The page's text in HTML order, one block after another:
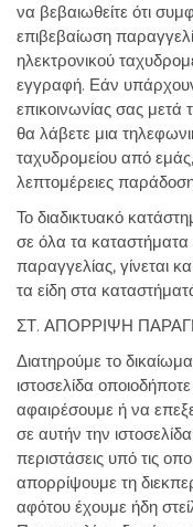
να βεβαιωθείτε ότι
επιβεβαίωση
ηλεκτρονικού
εγγραφή. Εάν υπάρχουν
επικοινωνίας σας
θα λάβετε μια
ταχυδρομείου από
λεπτομέρειες
Το διαδικτυακό
σε όλα τα καταστήματα
παραγγελίας, γίνεται
τα είδη στα
ΣΤ. ΑΠΟΡΡΙΨΗ
Διατηρούμε το
ιστοσελίδα
αφαιρέσουμε ή να
σε αυτήν την
περιστάσεις υπό τις
απορρίψουμε τη
αφότου έχουμε ήδη